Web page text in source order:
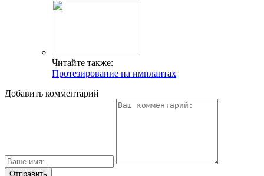
Читайте также:
Протезирование на имплантах
Добавить комментарий